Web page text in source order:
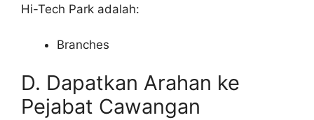
Hi-Tech Park adalah:
Branches
D. Dapatkan Arahan ke
Pejabat Cawangan